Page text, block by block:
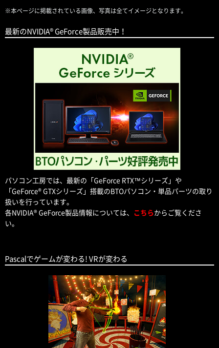
※本ページに掲載されている画像、写真は全てイメージとなります。
最新のNVIDIA® GeForce製品販売中！
パソコン工房では、最新の「GeForce RTX™シリーズ」や
「GeForce® GTXシリーズ」搭載のBTOパソコン・単品パーツの取り
扱いを行っています。
各NVIDIA® GeForce製品情報については、 こちらからご覧くださ
い。
Pascalでゲームが変わる! VRが変わる